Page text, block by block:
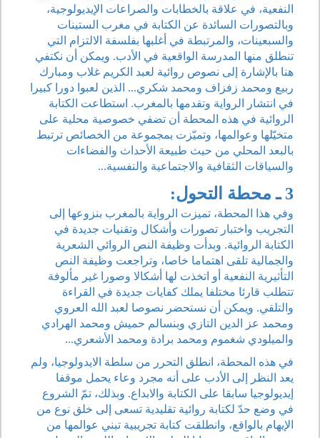
النفعية، في علاقة بالخطابات والصراعات الإيديولوجية،
وبالتصورات السائدة عن الكتابة في مغرب الستينات
والسبعينات، والمرتبطة في أغلبها بفلسفة الالتزام التي
تنطلق منها المدرسة الواقعية في الأدب. ويمكن أن نكتفي
هنا بالإشارة إلى نصوص روائية لعبد الكريم غلاب ومبارك
ربيع ومحمد زفزاف ومحمد شكري... الذين لعبوا دورا كبيرا
في انتشار الرواية وتقدمها بالمغرب. استطاعت الكتابة
الروائية في هذه المحطة أن تضفي خصوصية محلية على
متخيّلها وعوالمها، وتميّزت بمجموعة من الخصائص ترتبط
بالبعد المحلي من حيث طبيعة الأحداث والفضاءات
والسياقات الثقافية والاجتماعية والنفسية...
3 ـ محطة التحول:
وفي هذا المحطة، تميزت الرواية بالمغرب بنزوعها إلى
التجريب واختبار تصورات وأشكال وتقنيات جديدة في
الكتابة الروائية. وبدأت وظيفة النص الروائي الشعرية
والجمالية تلقى اهتماما خاصا، وتراجعت وظيفة النص
التأثيرية النفعية أو اتخذت لها أشكالا وصورا غير مألوفة
تتطلب قارئا مختلفا يملك كفايات جديدة في القراءة
والتلقي. ويمكن أن نستحضر نصوصا لعبد الله العروي
ومحمد عز الدين التازي وبنسالم حميش ومحمد الهرادي
والميلودي شغموم ومحمد برادة ومحمد الأشعري...
في هذه المحطة، انطلق التحرر من سلطة الايدولوجيا، ولم
يعد النظر إلى الأدب على أنه مجرد وعاء يحمل موقفا
إيديولوجيا سابقا على الكتابة والابداع. وبذلك، تمّ الشروع
في وضع حدّ لكتابة روائية تقليدية تسعى إلى خلق نوع من
الإيهام بالواقع، وانطلقت كتابة تجريبية تبني عوالمها من